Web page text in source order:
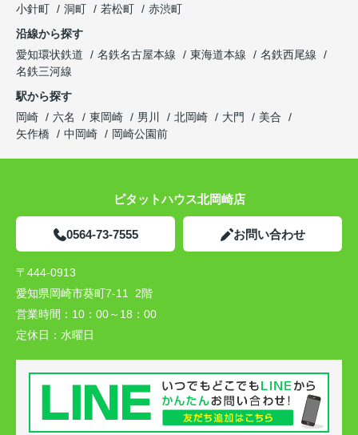
小針町
洞町 若松町
赤渋町
沿線から探す
愛知環状鉄道
名鉄名古屋本線 東海道本線
名鉄西尾線
名鉄三河線
駅から探す
岡崎
六名 東岡崎 男川 北岡崎 大門
美合
矢作橋
中岡崎 岡崎公園前
ピタットハウス北岡崎店
0564-73-7555 お問い合わせ
〒444-0913
愛知県岡崎市葵町7-11 2階
営業時間： 10：00～18：00
定休日： 水曜日